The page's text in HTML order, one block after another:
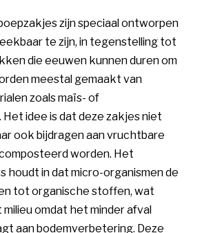
zijn speciaal ontworpen
te zijn, in tegenstelling tot
die eeuwen kunnen duren om
meestal gemaakt van
zoals maïs- of
idee is dat deze zakjes niet
ook bijdragen aan vruchtbare
worden. Het
houdt in dat micro-organismen de
tot organische stoffen, wat
omdat het minder afval
aan bodemverbetering. Deze